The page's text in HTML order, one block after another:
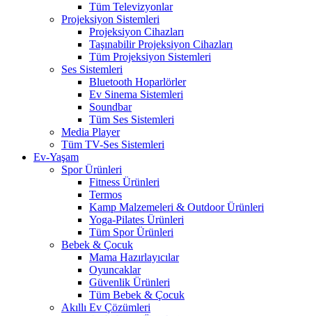
Tüm Televizyonlar
Projeksiyon Sistemleri
Projeksiyon Cihazları
Taşınabilir Projeksiyon Cihazları
Tüm Projeksiyon Sistemleri
Ses Sistemleri
Bluetooth Hoparlörler
Ev Sinema Sistemleri
Soundbar
Tüm Ses Sistemleri
Media Player
Tüm TV-Ses Sistemleri
Ev-Yaşam
Spor Ürünleri
Fitness Ürünleri
Termos
Kamp Malzemeleri & Outdoor Ürünleri
Yoga-Pilates Ürünleri
Tüm Spor Ürünleri
Bebek & Çocuk
Mama Hazırlayıcılar
Oyuncaklar
Güvenlik Ürünleri
Tüm Bebek & Çocuk
Akıllı Ev Çözümleri